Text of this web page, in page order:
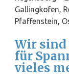
Gallingkofen,
Pfaffenstein,
Wir sind
für
vieles